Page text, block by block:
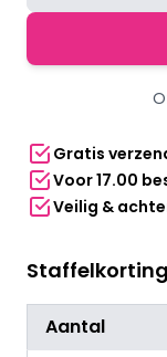
classic
Gratis
Voor 17.00
Veilig &
Aantal